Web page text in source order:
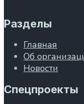
Разделы
Главная
Об
Новости
Спецпроекты